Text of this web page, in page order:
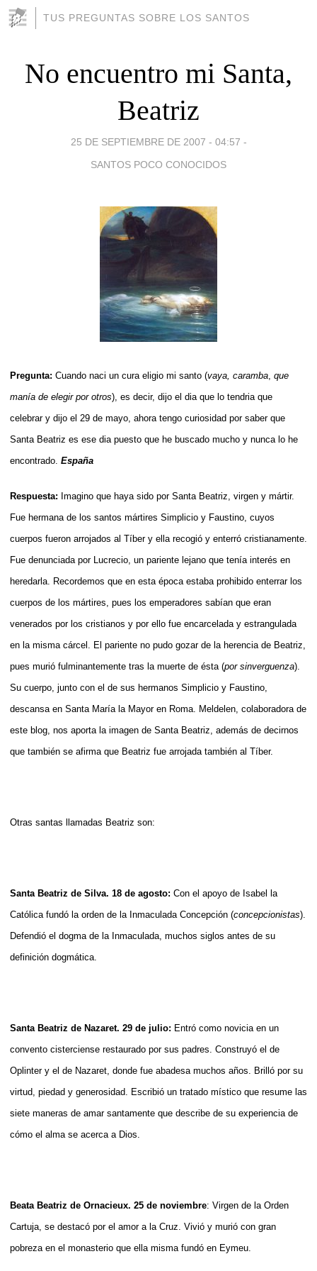
TUS PREGUNTAS SOBRE LOS SANTOS
No encuentro mi Santa,
Beatriz
25 DE SEPTIEMBRE DE 2007 - 04:57 -
SANTOS POCO CONOCIDOS
Pregunta: Cuando naci un cura eligio mi santo (vaya, caramba que
manía de elegir por otros) , es decir, dijo el dia que lo tendria que
celebrar y dijo el 29 de mayo, ahora tengo curiosidad por saber que
Santa Beatriz es ese dia puesto que he buscado mucho y nunca lo he
encontrado. España
Respuesta: Imagino que haya sido por Santa Beatriz, virgen y mártir.
Fue hermana de los santos mártires Simplicio y Faustino, cuyos
cuerpos fueron arrojados al Tíber y ella recogió y enterró cristianamente.
Fue denunciada por Lucrecio, un pariente lejano que tenía interés en
heredarla. Recordemos que en esta época estaba prohibido enterrar los
cuerpos de los mártires, pues los emperadores sabían que eran
venerados por los cristianos y por ello fue encarcelada y estrangulada
en la misma cárcel. El pariente no pudo gozar de la herencia de Beatriz,
pues murió fulminantemente tras la muerte de ésta (por sinverguenza)
Su cuerpo, junto con el de sus hermanos Simplicio y Faustino,
descansa en Santa María la Mayor en Roma. Meldelen, colaboradora de
este blog, nos aporta la imagen de Santa Beatriz, además de decirnos
que también se afirma que Beatriz fue arrojada también al Tíber.
Otras santas llamadas Beatriz son:
Santa Beatriz de Silva. 18 de agosto: Con el apoyo de Isabel la
Católica fundó la orden de la Inmaculada Concepción (concepcionistas).
Defendió el dogma de la Inmaculada, muchos siglos antes de su
definición dogmática.
Santa Beatriz de Nazaret. 29 de julio: Entró como novicia en un
convento cisterciense restaurado por sus padres. Construyó el de
Oplinter y el de Nazaret, donde fue abadesa muchos años. Brilló por su
virtud, piedad y generosidad. Escribió un tratado místico que resume las
siete maneras de amar santamente que describe de su experiencia de
cómo el alma se acerca a Dios.
Beata Beatriz de Ornacieux. 25 de noviembre: Virgen de la Orden
Cartuja, se destacó por el amor a la Cruz. Vivió y murió con gran
pobreza en el monasterio que ella misma fundó en Eymeu.